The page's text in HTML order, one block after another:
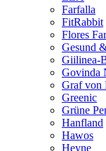
Farfalla
FitRabbit
Flores
Gesund
Giilinea-
Govinda
Graf von
Greenic
Grüne
Hanfland
Hawos
Heyne